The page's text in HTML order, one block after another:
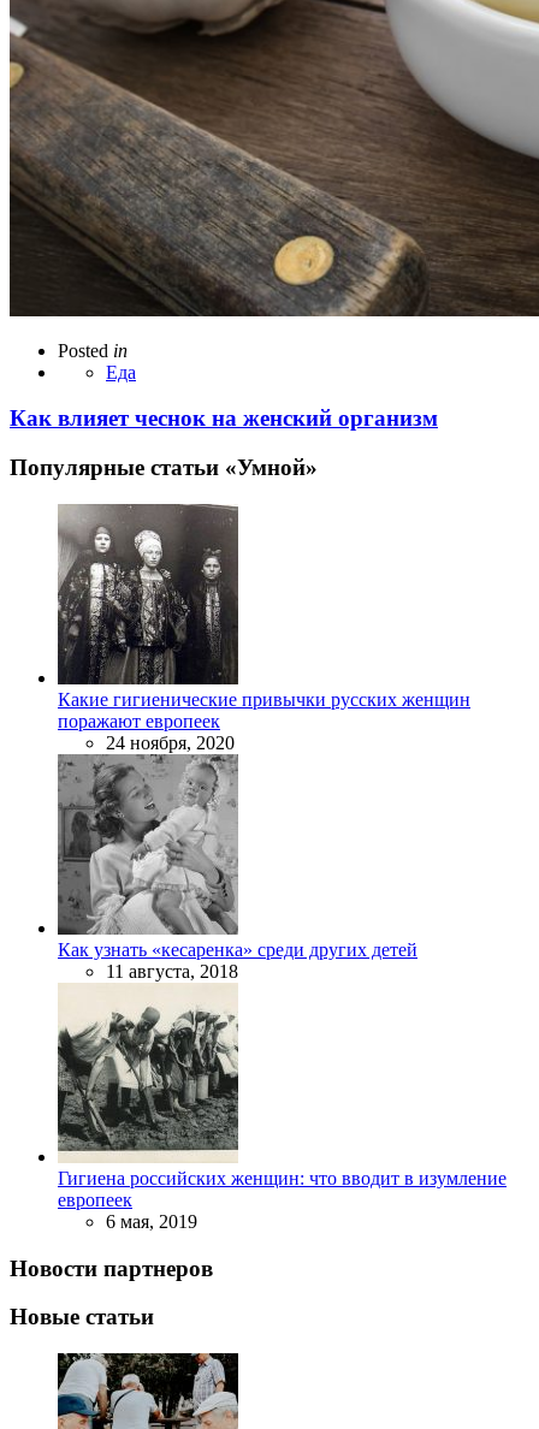
Posted in
Еда
Как влияет чеснок на женский организм
Популярные статьи «Умной»
Какие гигиенические привычки русских женщин
поражают европеек
24 ноября, 2020
Как узнать «кесаренка» среди других детей
11 августа, 2018
Гигиена российских женщин: что вводит в изумление
европеек
6 мая, 2019
Новости партнеров
Новые статьи